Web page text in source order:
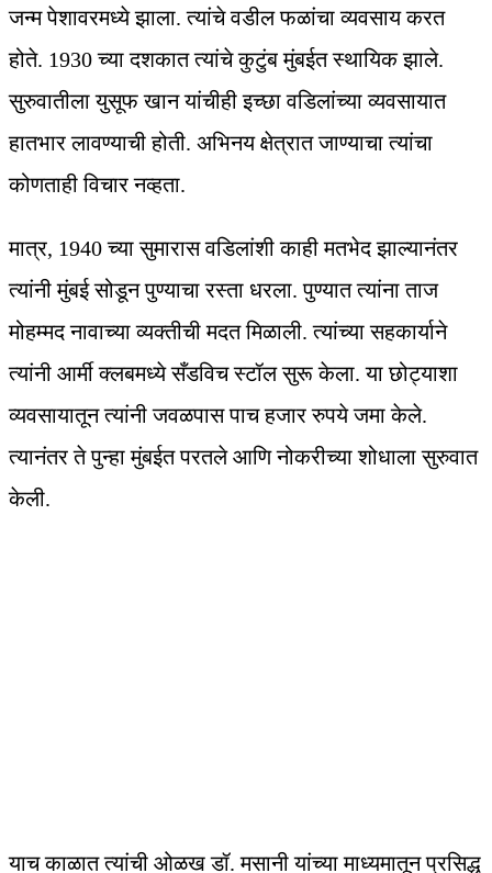
जन्म पेशावरमध्ये झाला. त्यांचे वडील फळांचा व्यवसाय करत
होते. 1930 च्या दशकात त्यांचे कुटुंब मुंबईत स्थायिक झाले.
सुरुवातीला युसूफ खान यांचीही इच्छा वडिलांच्या व्यवसायात
हातभार लावण्याची होती. अभिनय क्षेत्रात जाण्याचा त्यांचा
कोणताही विचार नव्हता.
मात्र, 1940 च्या सुमारास वडिलांशी काही मतभेद झाल्यानंतर
त्यांनी मुंबई सोडून पुण्याचा रस्ता धरला. पुण्यात त्यांना ताज
मोहम्मद नावाच्या व्यक्तीची मदत मिळाली. त्यांच्या सहकार्याने
त्यांनी आर्मी क्लबमध्ये सँडविच स्टॉल सुरू केला. या छोट्याशा
व्यवसायातून त्यांनी जवळपास पाच हजार रुपये जमा केले.
त्यानंतर ते पुन्हा मुंबईत परतले आणि नोकरीच्या शोधाला सुरुवात
केली.
याच काळात त्यांची ओळख डॉ. मसानी यांच्या माध्यमातून प्रसिद्ध